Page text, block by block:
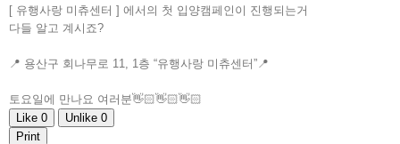
[ 유행사랑 미츄센터 ] 에서의 첫 입양캠페인이 진행되는거
다들 알고 계시죠?
📍 용산구 회나무로 11, 1층 “유행사랑 미츄센터”📍
토요일에 만나요 여러분👋🏻👋🏻👋🏻
Like 0 Unlike 0
Print